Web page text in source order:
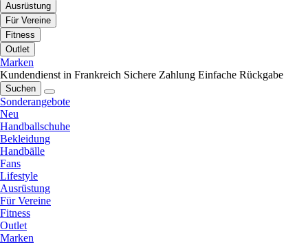
Ausrüstung
Für Vereine
Fitness
Outlet
Marken
Kundendienst in Frankreich Sichere Zahlung Einfache Rückgabe
Suchen
Sonderangebote
Neu
Handballschuhe
Bekleidung
Handbälle
Fans
Lifestyle
Ausrüstung
Für Vereine
Fitness
Outlet
Marken